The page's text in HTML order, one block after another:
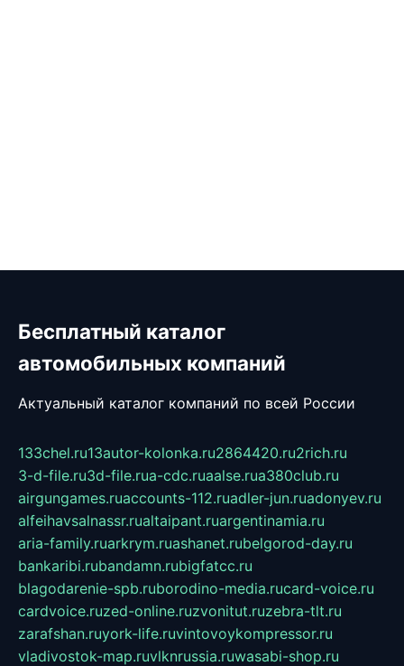
Бесплатный каталог
автомобильных компаний
Актуальный каталог компаний по всей России
133chel.ru13autor-kolonka.ru2864420.ru2rich.ru
3-d-file.ru3d-file.rua-cdc.ruaalse.rua380club.ru
airgungames.ruaccounts-112.ruadler-jun.ruadonyev.ru
alfeihavsalnassr.rualtaipant.ruargentinamia.ru
aria-family.ruarkrym.ruashanet.rubelgorod-day.ru
bankaribi.rubandamn.rubigfatcc.ru
blagodarenie-spb.ruborodino-media.rucard-voice.ru
cardvoice.ruzed-online.ruzvonitut.ruzebra-tlt.ru
zarafshan.ruyork-life.ruvintovoykompressor.ru
vladivostok-map.ruvlknrussia.ruwasabi-shop.ru